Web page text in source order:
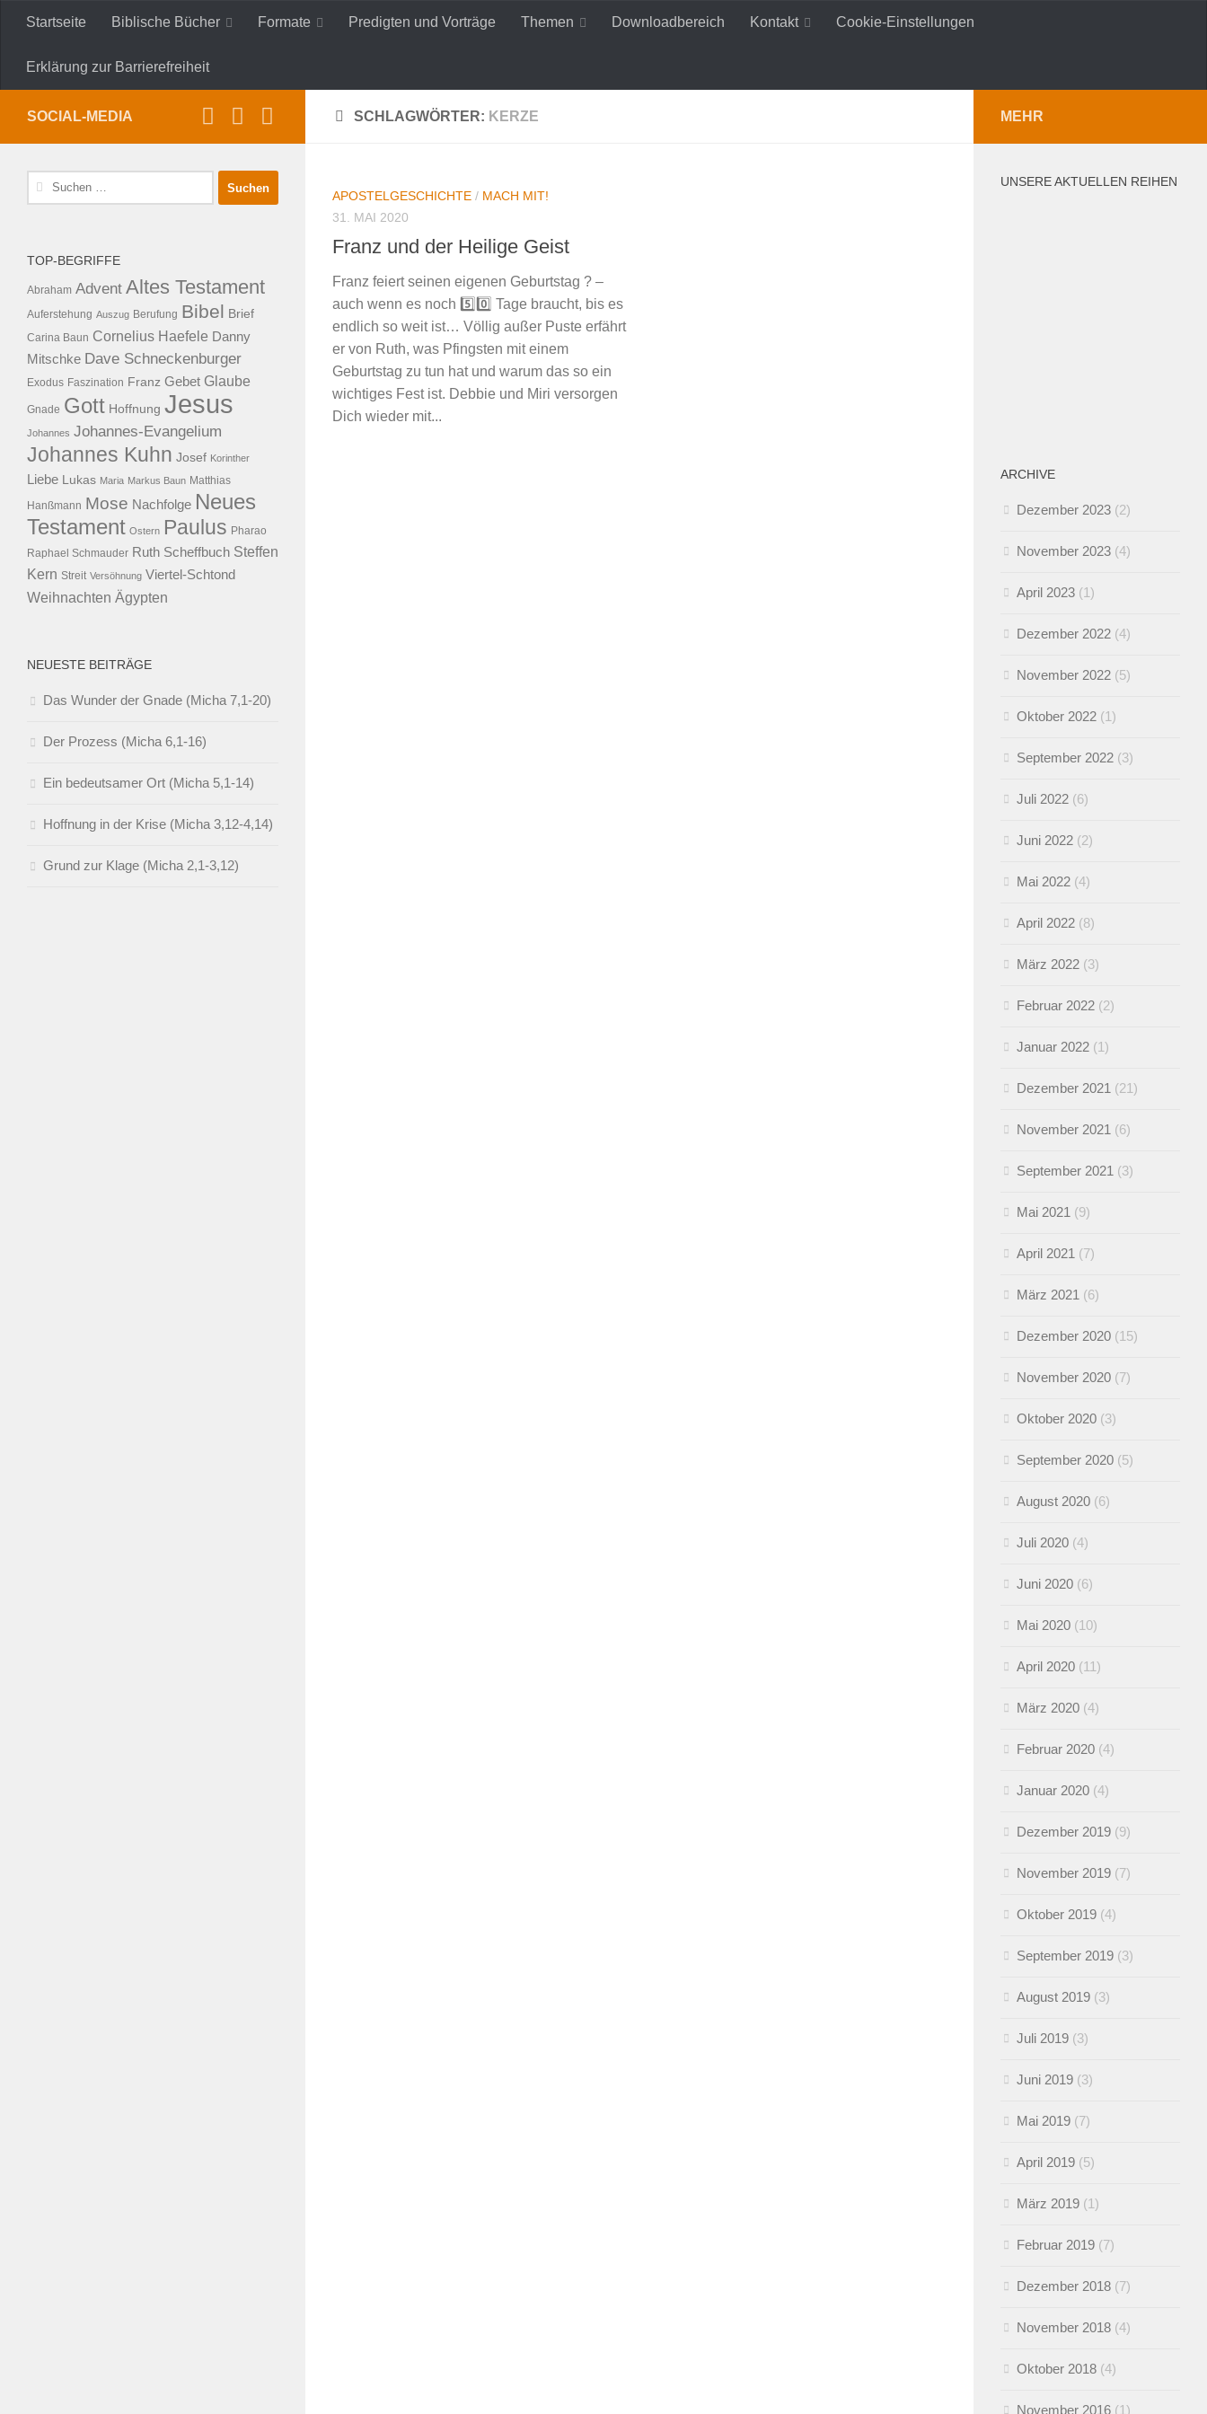
Zum Inhalt springen
Startseite Biblische Bücher Formate Predigten und Vorträge Themen Downloadbereich Kontakt Cookie-Einstellungen
Erklärung zur Barrierefreiheit
SCHLAGWÖRTER: KERZE
APOSTELGESCHICHTE / MACH MIT!
31. MAI 2020
Franz und der Heilige Geist
Franz feiert seinen eigenen Geburtstag ? –
auch wenn es noch 5️⃣0️⃣ Tage braucht, bis es
endlich so weit ist… Völlig außer Puste erfährt
er von Ruth, was Pfingsten mit einem
Geburtstag zu tun hat und warum das so ein
wichtiges Fest ist. Debbie und Miri versorgen
Dich wieder mit...
SOCIAL-MEDIA
Suche
nach:
TOP-BEGRIFFE
Abraham Advent Altes Testament
Auferstehung Auszug Berufung Bibel Brief
Carina Baun Cornelius Haefele Danny
Mitschke Dave Schneckenburger
Exodus Faszination Franz Gebet Glaube
Gnade Gott Hoffnung Jesus
Johannes Johannes-Evangelium
Johannes Kuhn Josef Korinther
Liebe Lukas Maria Markus Baun Matthias
Hanßmann Mose Nachfolge Neues
Testament Ostern Paulus Pharao
Raphael Schmauder Ruth Scheffbuch Steffen
Kern Streit Versöhnung Viertel-Schtond
Weihnachten Ägypten
NEUESTE BEITRÄGE
Das Wunder der Gnade (Micha 7,1-20)
Der Prozess (Micha 6,1-16)
Ein bedeutsamer Ort (Micha 5,1-14)
Hoffnung in der Krise (Micha 3,12-4,14)
Grund zur Klage (Micha 2,1-3,12)
MEHR
UNSERE AKTUELLEN REIHEN
ARCHIVE
Dezember 2023 (2)
November 2023 (4)
April 2023 (1)
Dezember 2022 (4)
November 2022 (5)
Oktober 2022 (1)
September 2022 (3)
Juli 2022 (6)
Juni 2022 (2)
Mai 2022 (4)
April 2022 (8)
März 2022 (3)
Februar 2022 (2)
Januar 2022 (1)
Dezember 2021 (21)
November 2021 (6)
September 2021 (3)
Mai 2021 (9)
April 2021 (7)
März 2021 (6)
Dezember 2020 (15)
November 2020 (7)
Oktober 2020 (3)
September 2020 (5)
August 2020 (6)
Juli 2020 (4)
Juni 2020 (6)
Mai 2020 (10)
April 2020 (11)
März 2020 (4)
Februar 2020 (4)
Januar 2020 (4)
Dezember 2019 (9)
November 2019 (7)
Oktober 2019 (4)
September 2019 (3)
August 2019 (3)
Juli 2019 (3)
Juni 2019 (3)
Mai 2019 (7)
April 2019 (5)
März 2019 (1)
Februar 2019 (7)
Dezember 2018 (7)
November 2018 (4)
Oktober 2018 (4)
November 2016 (1)